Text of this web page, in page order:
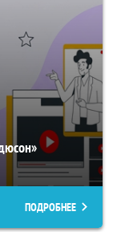
ПОДРОБНЕЕ